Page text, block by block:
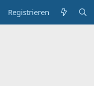
Registrieren